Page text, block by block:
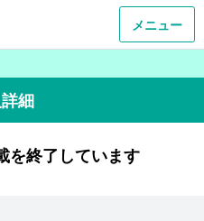
メニュー
細
を終了しています